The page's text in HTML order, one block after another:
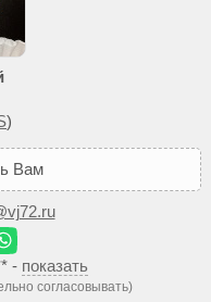
)
ь Вам
- показать
согласовывать)